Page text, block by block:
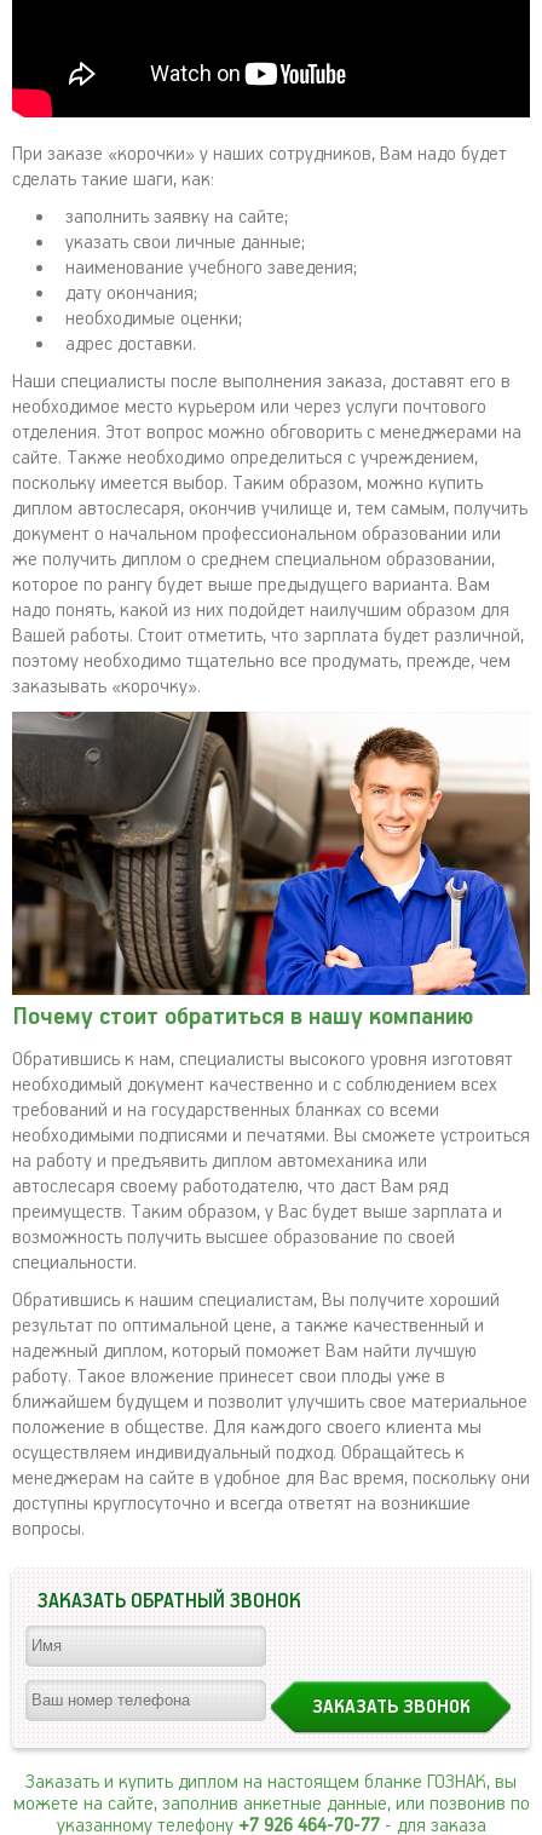
При заказе «корочки» у наших сотрудников, Вам надо будет
сделать такие шаги, как:
заполнить заявку на сайте;
указать свои личные данные;
наименование учебного заведения;
дату окончания;
необходимые оценки;
адрес доставки.
Наши специалисты после выполнения заказа, доставят его в
необходимое место курьером или через услуги почтового
отделения. Этот вопрос можно обговорить с менеджерами на
сайте. Также необходимо определиться с учреждением,
поскольку имеется выбор. Таким образом, можно купить
диплом автослесаря, окончив училище и, тем самым, получить
документ о начальном профессиональном образовании или
же получить диплом о среднем специальном образовании,
которое по рангу будет выше предыдущего варианта. Вам
надо понять, какой из них подойдет наилучшим образом для
Вашей работы. Стоит отметить, что зарплата будет различной,
поэтому необходимо тщательно все продумать, прежде, чем
заказывать «корочку».
Почему стоит обратиться в нашу компанию
Обратившись к нам, специалисты высокого уровня изготовят
необходимый документ качественно и с соблюдением всех
требований и на государственных бланках со всеми
необходимыми подписями и печатями. Вы сможете устроиться
на работу и предъявить диплом автомеханика или
автослесаря своему работодателю, что даст Вам ряд
преимуществ. Таким образом, у Вас будет выше зарплата и
возможность получить высшее образование по своей
специальности.
Обратившись к нашим специалистам, Вы получите хороший
результат по оптимальной цене, а также качественный и
надежный диплом, который поможет Вам найти лучшую
работу. Такое вложение принесет свои плоды уже в
ближайшем будущем и позволит улучшить свое материальное
положение в обществе. Для каждого своего клиента мы
осуществляем индивидуальный подход. Обращайтесь к
менеджерам на сайте в удобное для Вас время, поскольку они
доступны круглосуточно и всегда ответят на возникшие
вопросы.
ЗАКАЗАТЬ ОБРАТНЫЙ ЗВОНОК
Заказать и купить диплом на настоящем бланке ГОЗНАК, вы
можете на сайте, заполнив анкетные данные, или позвонив по
указанному телефону +7 926 464-70-77- для заказа